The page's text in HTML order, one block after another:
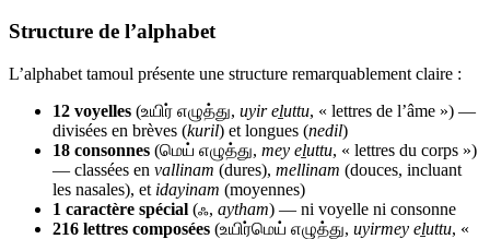
Structure de l’alphabet
L’alphabet tamoul présente une structure remarquablement claire :
12 voyelles (உயிர் எழுத்து, uyir eḻuttu, « lettres de l’âme ») —
divisées en brèves (kuril) et longues (nedil)
18 consonnes (மெய் எழுத்து, mey eḻuttu, « lettres du corps »)
— classées en vallinam (dures), mellinam (douces, incluant
les nasales), et idayinam (moyennes)
1 caractère spécial (ஃ, aytham) — ni voyelle ni consonne
216 lettres composées (உயிர்மெய் எழுத்து, uyirmey eḻuttu, «